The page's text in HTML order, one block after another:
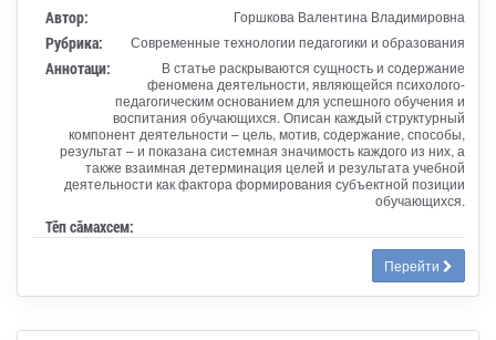
Автор: Горшкова Валентина Владимировна
Рубрика: Современные технологии педагогики и образования
Аннотаци:
В статье раскрываются сущность и содержание
феномена деятельности, являющейся психолого-
педагогическим основанием для успешного обучения и
воспитания обучающихся. Описан каждый структурный
компонент деятельности – цель, мотив, содержание, способы,
результат – и показана системная значимость каждого из них, а
также взаимная детерминация целей и результата учебной
деятельности как фактора формирования субъектной позиции
обучающихся.
Тӗп сӑмахсем:
Перейти